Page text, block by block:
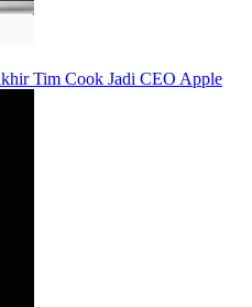
Tim Cook Jadi CEO Apple